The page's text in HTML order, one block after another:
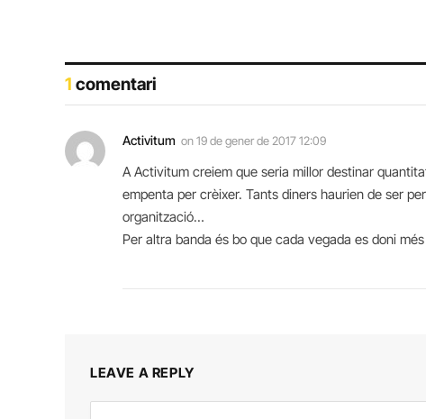
1 comentari
Activitum on19 de gener de 2017 12:09
A Activitum creiem que seria millor destinar
empenta per crèixer. Tants diners haurien de ser
organització…
Per altra banda és bo que cada vegada es doni
LEAVE A REPLY